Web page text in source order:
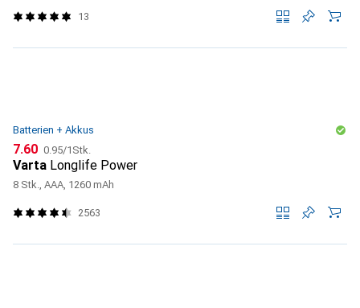
13
Batterien + Akkus
CHF
7.60 CHF
0.95/1Stk.
Varta Longlife Power
8 Stk., AAA, 1260 mAh
2563